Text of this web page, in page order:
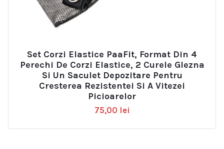
Set Corzi Elastice PaaFit, Format Din 4
Perechi De Corzi Elastice, 2 Curele Glezna
Si Un Saculet Depozitare Pentru
Cresterea Rezistentei Si A Vitezei
Picioarelor
75,00 lei